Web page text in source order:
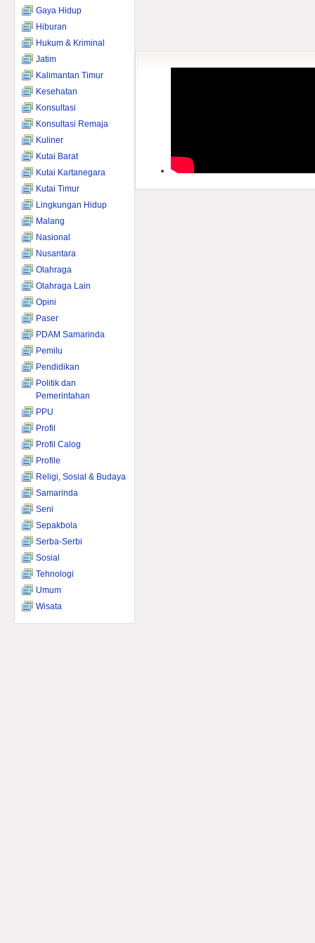
Gaya Hidup
Hiburan
Hukum & Kriminal
Jatim
Kalimantan Timur
Kesehatan
Konsultasi
Konsultasi Remaja
Kuliner
Kutai Barat
Kutai Kartanegara
Kutai Timur
Lingkungan Hidup
Malang
Nasional
Nusantara
Olahraga
Olahraga Lain
Opini
Paser
PDAM Samarinda
Pemilu
Pendidikan
Politik dan
Pemerintahan
PPU
Profil
Profil Calog
Profile
Religi, Sosial & Budaya
Samarinda
Seni
Sepakbola
Serba-Serbi
Sosial
Tehnologi
Umum
Wisata